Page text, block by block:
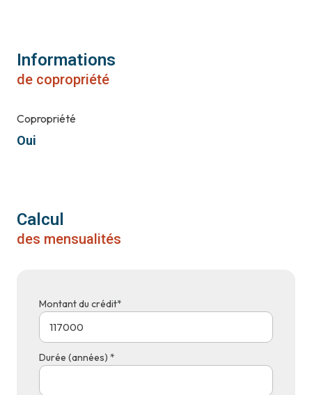
Informations
de copropriété
Copropriété
Oui
Calcul
des mensualités
Montant du crédit*
Durée (années) *